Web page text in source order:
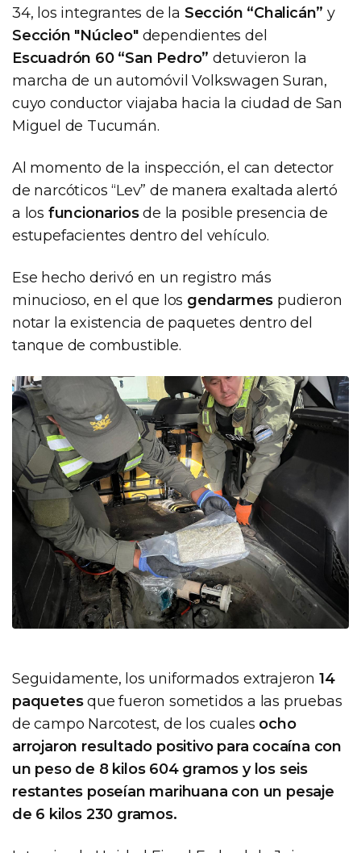
34, los integrantes de la Sección “Chalicán” y
Sección "Núcleo"dependientes del
Escuadrón 60 “San Pedro” detuvieron la
marcha de un automóvil Volkswagen Suran,
cuyo conductor viajaba hacia la ciudad de San
Miguel de Tucumán.
Al momento de la inspección, el can detector
de narcóticos “Lev” de manera exaltada alertó
a los funcionariosde la posible presencia de
estupefacientes dentro del vehículo.
Ese hecho derivó en un registro más
minucioso, en el que los gendarmes pudieron
notar la existencia de paquetes dentro del
tanque de combustible.
Seguidamente, los uniformados extrajeron 14
paquetesque fueron sometidos a las pruebas
de campo Narcotest, de los cuales ocho
arrojaron resultado positivo para cocaína con
un peso de 8 kilos 604 gramos y los seis
restantes poseían marihuana con un pesaje
de 6 kilos 230 gramos.